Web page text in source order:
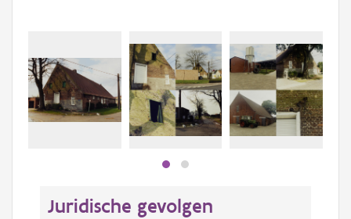
Juridische gevolgen